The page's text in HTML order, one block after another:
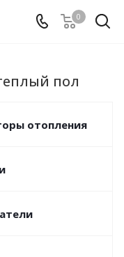
0
пол
отопления